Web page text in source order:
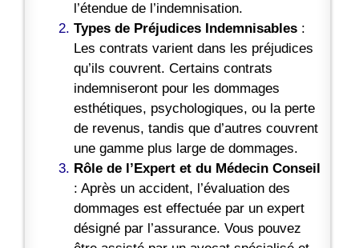
l’étendue de l’indemnisation.
Types de Préjudices Indemnisables :
Les contrats varient dans les préjudices
qu’ils couvrent. Certains contrats
indemniseront pour les dommages
esthétiques, psychologiques, ou la perte
de revenus, tandis que d’autres couvrent
une gamme plus large de dommages.
Rôle de l’Expert et du Médecin Conseil
: Après un accident, l’évaluation des
dommages est effectuée par un expert
désigné par l’assurance. Vous pouvez